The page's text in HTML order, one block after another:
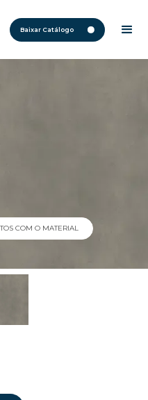
Baixar Catálogo
COM O MATERIAL